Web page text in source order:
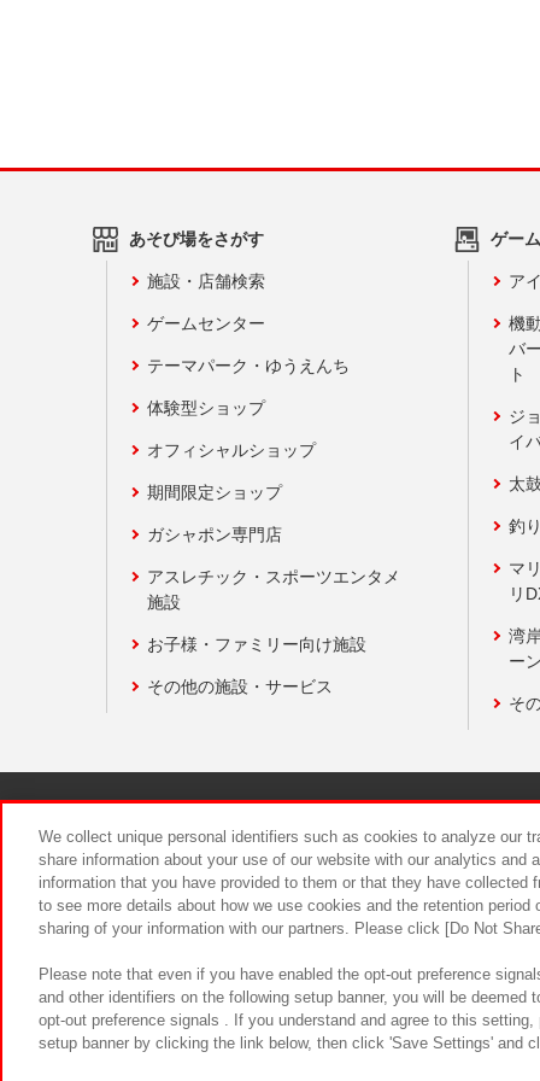
あそび場をさがす
施設・店舗検索
ゲームセンター
テーマパーク・ゆうえんち
体験型ショップ
オフィシャルショップ
期間限定ショップ
ガシャポン専門店
アスレチック・スポーツエンタメ
施設
お子様・ファミリー向け施設
その他の施設・サービス
ゲー
ア
機
バ
ト
ジ
イ
太
釣
マ
リ
湾
ー
そ
食品のご
We collect unique personal identifiers such as cookies to analyze our
share information about your use of our website with our analytics and
information that you have provided to them or that they have
to see more details about how we use cookies and the retention
sharing of your information with our partners. Please click [Do Not
Please note that even if you have enabled the opt-out preference
and other identifiers on the following setup banner, you will be
opt-out preference signals . If you understand and agree to this
setup banner by clicking the link below, then click 'Save Settings' and